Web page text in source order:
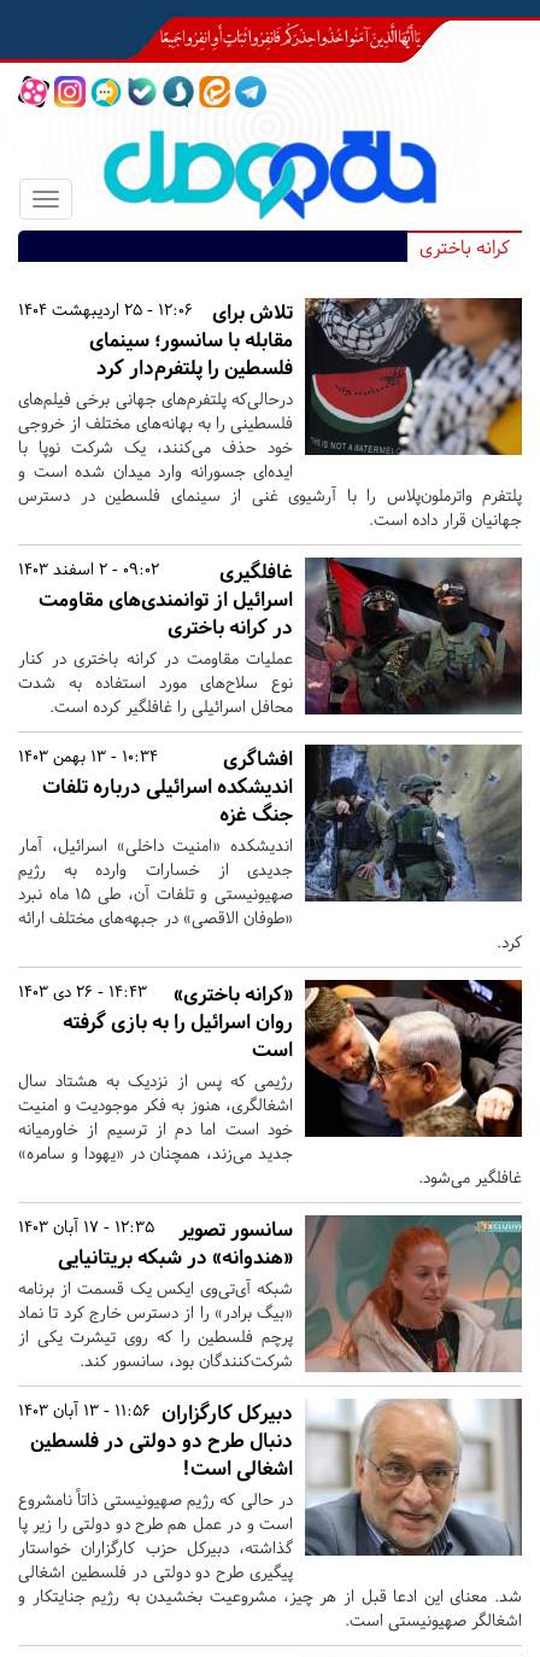
Toggle
کرانه باختری
12:06 - 25 اردیبهشت 1404
تلاش برای
مقابله با سانسور؛ سینمای
فلسطین را پلتفرم‌دار کرد
درحالی‌که پلتفرم‌های جهانی برخی فیلم‌های
فلسطینی را به بهانه‌های مختلف از خروجی
خود حذف می‌کنند، یک شرکت نوپا با
ایده‌ای جسورانه وارد میدان شده است و
پلتفرم واترملون‌پلاس را با آرشیوی غنی از سینمای فلسطین در دسترس
جهانیان قرار داده است.
09:02 - 2 اسفند 1403
غافلگیری
اسرائیل از توانمندی‌های مقاومت
در کرانه باختری
عملیات مقاومت در کرانه باختری در کنار
نوع سلاح‌های مورد استفاده به شدت
محافل اسرائیلی را غافلگیر کرده است.
10:34 - 13 بهمن 1403
افشاگری
اندیشکده اسرائیلی درباره تلفات
جنگ غزه
اندیشکده «امنیت داخلی» اسرائیل، آمار
جدیدی از خسارات وارده به رژیم
صهیونیستی و تلفات آن، طی ۱۵ ماه نبرد
«طوفان الاقصی» در جبهه‌های مختلف ارائه
کرد.
14:43 - 26 دی 1403
«کرانه باختری»
روان اسرائیل را به بازی گرفته
است
رژیمی که پس از نزدیک به هشتاد سال
اشغالگری، هنوز به فکر موجودیت و امنیت
خود است اما دم از ترسیم از خاورمیانه
جدید می‌زند، همچنان در «یهودا و سامره»
غافلگیر می‌شود.
12:35 - 17 آبان 1403
سانسور تصویر
«هندوانه» در شبکه بریتانیایی
شبکه آی‌تی‌وی‌ ایکس یک قسمت از برنامه
«بیگ برادر» را از دسترس خارج کرد تا نماد
پرچم فلسطین را که روی تیشرت یکی از
شرکت‌کنندگان بود، سانسور کند.
11:56 - 13 آبان 1403 دبیرکل کارگزاران
دنبال طرح دو دولتی در فلسطین
اشغالی است!
در حالی که رژیم صهیونیستی ذاتاً نامشروع
است و در عمل هم طرح دو دولتی را زیر پا
گذاشته، دبیرکل حزب کارگزاران خواستار
پیگیری طرح دو دولتی در فلسطین اشغالی
شد. معنای این ادعا قبل از هر چیز، مشروعیت بخشیدن به رژیم جنایتکار و
اشغالگر صهیونیستی است.